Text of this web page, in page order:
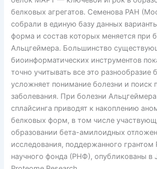
белковых агрегатов. Семенова РАН
собрали в единую базу данных
форма и состав которых меняется при
Альцгеймера. Большинство
биоинформатических инструментов
точно учитывать все это разнообразие
усложняет понимание болезни и поиск
заболевания. При болезни
сплайсинга приводят к накоплению
белковых форм, в том числе
образовании бета-амилоидных
исследования, поддержанного грантом
научного фонда (РНФ), опубликованы в